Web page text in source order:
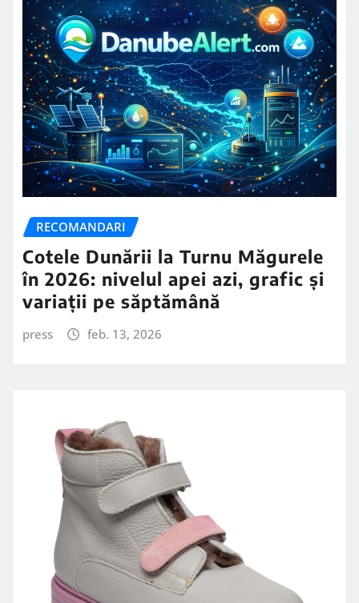
RECOMANDARI
Cotele Dunării la Turnu Măgurele
în 2026: nivelul apei azi, grafic și
variații pe săptămână
press feb. 13, 2026